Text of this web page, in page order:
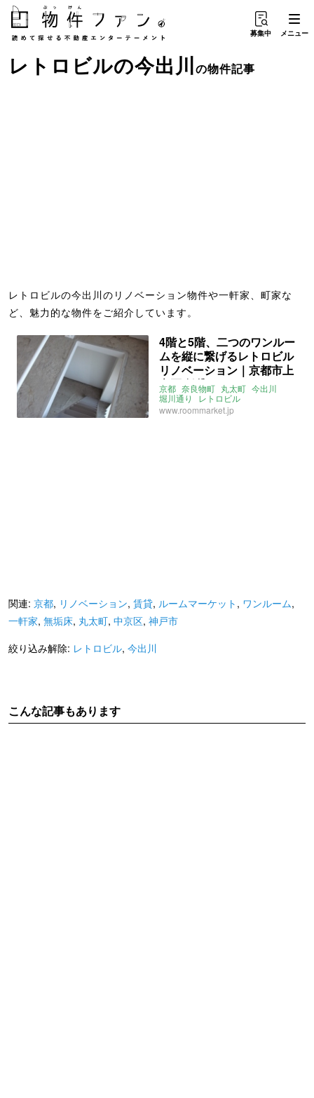
募集中 メニュー
レトロビルの今出川の物件記事
レトロビルの今出川のリノベーション物件や一軒家、町家な
ど、魅力的な物件をご紹介しています。
4階と5階、二つのワンルー
ムを縦に繋げるレトロビル
リノベーション｜京都市上
京区 賃貸 34㎡
京都 奈良物町 丸太町 今出川
堀川通り
レトロビル
リノベーション 事務所
店舗付住宅 メゾネット
www.roommarket.jp
関連: 京都, リノベーション, 賃貸, ルームマーケット , ワンルーム,
一軒家, 無垢床, 丸太町, 中京区, 神戸市
絞り込み解除: レトロビル, 今出川
こんな記事もあります